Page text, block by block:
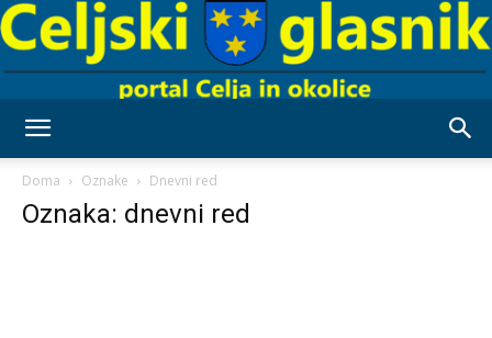
Doma Oznake Dnevni red
Oznaka: dnevni red